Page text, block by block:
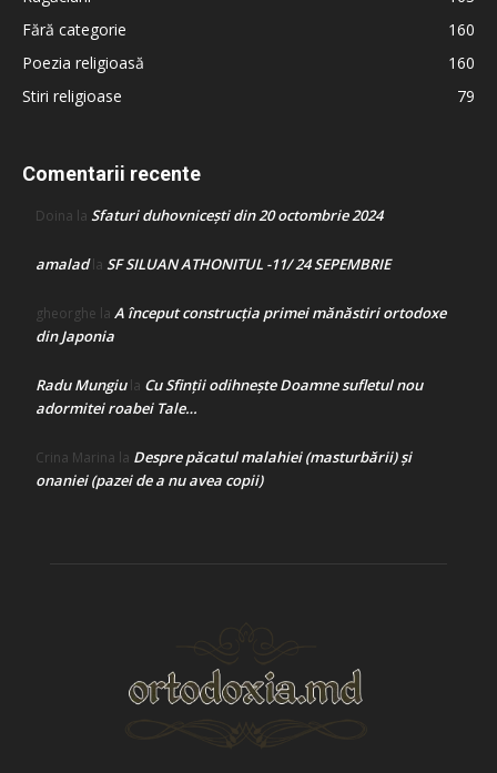
Fără categorie
160
Poezia religioasă
160
Stiri religioase
79
Comentarii recente
Doina la Sfaturi duhovnicești din 20 octombrie 2024
amaladla SF SILUAN ATHONITUL -11/ 24 SEPEMBRIE
gheorghe la A început construcţia primei mănăstiri ortodoxe
din Japonia
Radu Mungiula Cu Sfinții odihnește Doamne sufletul nou
adormitei roabei Tale…
Crina Marina la Despre păcatul malahiei (masturbării) şi
onaniei (pazei de a nu avea copii)